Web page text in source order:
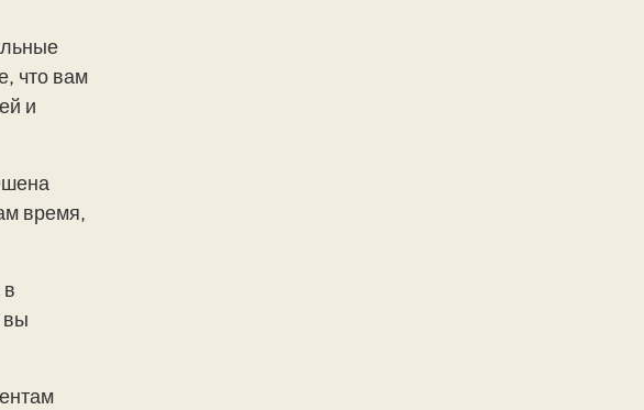
что вам
и
время,
вы